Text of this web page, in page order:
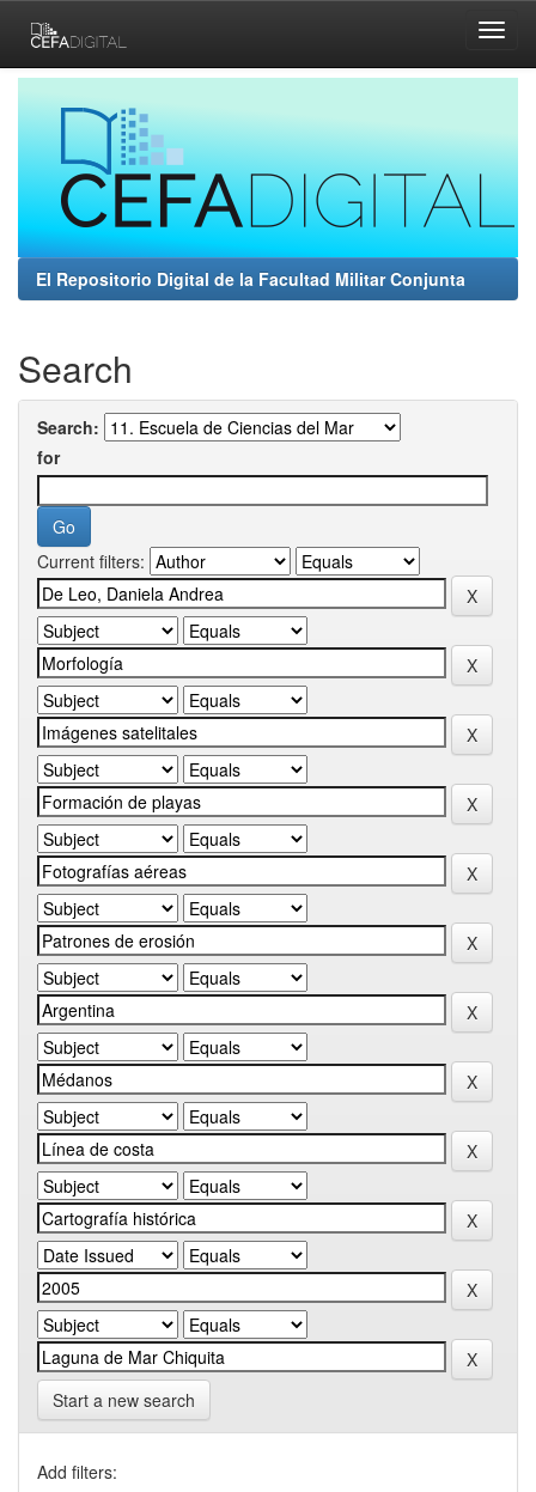
navigation
El Repositorio Digital de la Facultad Militar Conjunta
Search
Search:
for
Current filters:
Start a new search
Add filters: